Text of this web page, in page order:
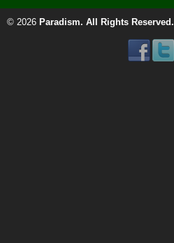
© 2026 Paradism. All Rights Reserved.